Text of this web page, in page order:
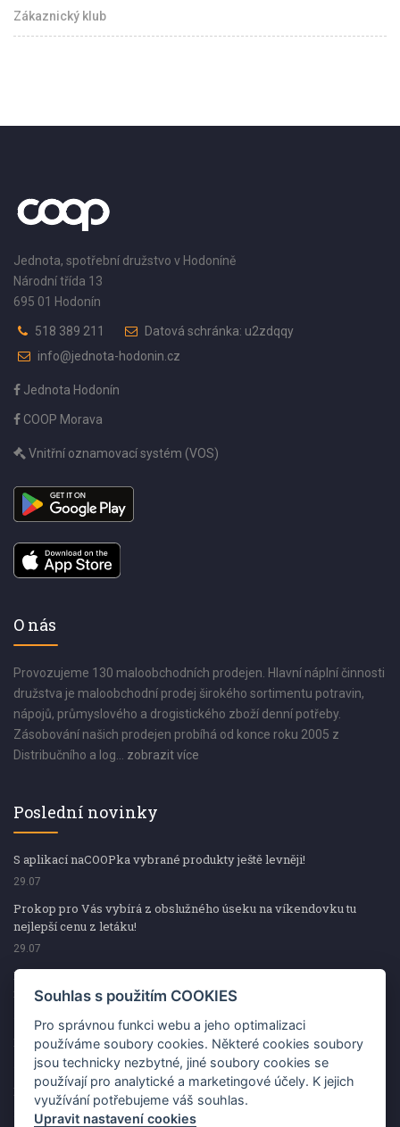
Zákaznický klub
Jednota, spotřební družstvo v Hodoníně
Národní třída 13
695 01 Hodonín
518 389 211
Datová schránka: u2zdqqy
info@jednota-hodonin.cz
Jednota Hodonín
COOP Morava
Vnitřní oznamovací systém (VOS)
O nás
Provozujeme 130 maloobchodních prodejen. Hlavní náplní činnosti
družstva je maloobchodní prodej širokého sortimentu potravin,
nápojů, průmyslového a drogistického zboží denní potřeby.
Zásobování našich prodejen probíhá od konce roku 2005 z
Distribučního a log... zobrazit více
Poslední novinky
S aplikací naCOOPka vybrané produkty ještě levněji!
29.07
Prokop pro Vás vybírá z obslužného úseku na víkendovku tu
nejlepší cenu z letáku!
29.07
Prokop pro Vás vybírá z obslužného úseku na víkendovku tu
nejlepší cenu z letáku!
Kup špekáčky od Váhaly a vyhraj s naCOOPkou sekerku Fiskars
29.07
Prokop pro Vás vybírá na víkendovku ty nejlepší ceny z letáku!
29.07
Souhlas s použitím COOKIES
Pro správnou funkci webu a jeho optimalizaci
používáme soubory cookies. Některé cookies soubory
jsou technicky nezbytné, jiné soubory cookies se
používají pro analytické a marketingové účely. K jejich
využívání potřebujeme váš souhlas.
Upravit nastavení cookies